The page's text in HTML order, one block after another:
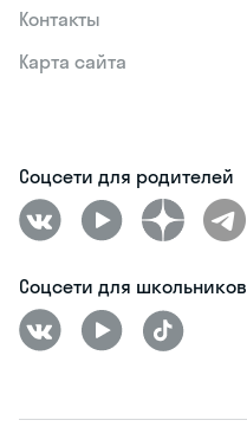
Контакты
Карта сайта
Соцсети для родителей
Соцсети для школьников